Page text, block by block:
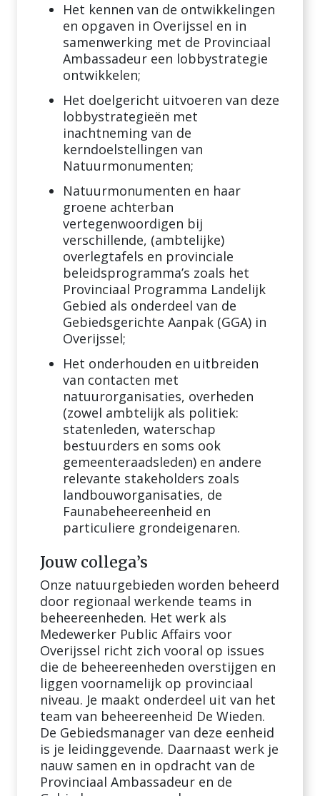
Het kennen van de ontwikkelingen
en opgaven in Overijssel en in
samenwerking met de Provinciaal
Ambassadeur een lobbystrategie
ontwikkelen;
Het doelgericht uitvoeren van deze
lobbystrategieën met
inachtneming van de
kerndoelstellingen van
Natuurmonumenten;
Natuurmonumenten en haar
groene achterban
vertegenwoordigen bij
verschillende, (ambtelijke)
overlegtafels en provinciale
beleidsprogramma’s zoals het
Provinciaal Programma Landelijk
Gebied als onderdeel van de
Gebiedsgerichte Aanpak (GGA) in
Overijssel;
Het onderhouden en uitbreiden
van contacten met
natuurorganisaties, overheden
(zowel ambtelijk als politiek:
statenleden, waterschap
bestuurders en soms ook
gemeenteraadsleden) en andere
relevante stakeholders zoals
landbouworganisaties, de
Faunabeheereenheid en
particuliere grondeigenaren.
Jouw collega’s
Onze natuurgebieden worden beheerd
door regionaal werkende teams in
beheereenheden. Het werk als
Medewerker Public Affairs voor
Overijssel richt zich vooral op issues
die de beheereenheden overstijgen en
liggen voornamelijk op provinciaal
niveau. Je maakt onderdeel uit van het
team van beheereenheid De Wieden.
De Gebiedsmanager van deze eenheid
is je leidinggevende. Daarnaast werk je
nauw samen en in opdracht van de
Provinciaal Ambassadeur en de